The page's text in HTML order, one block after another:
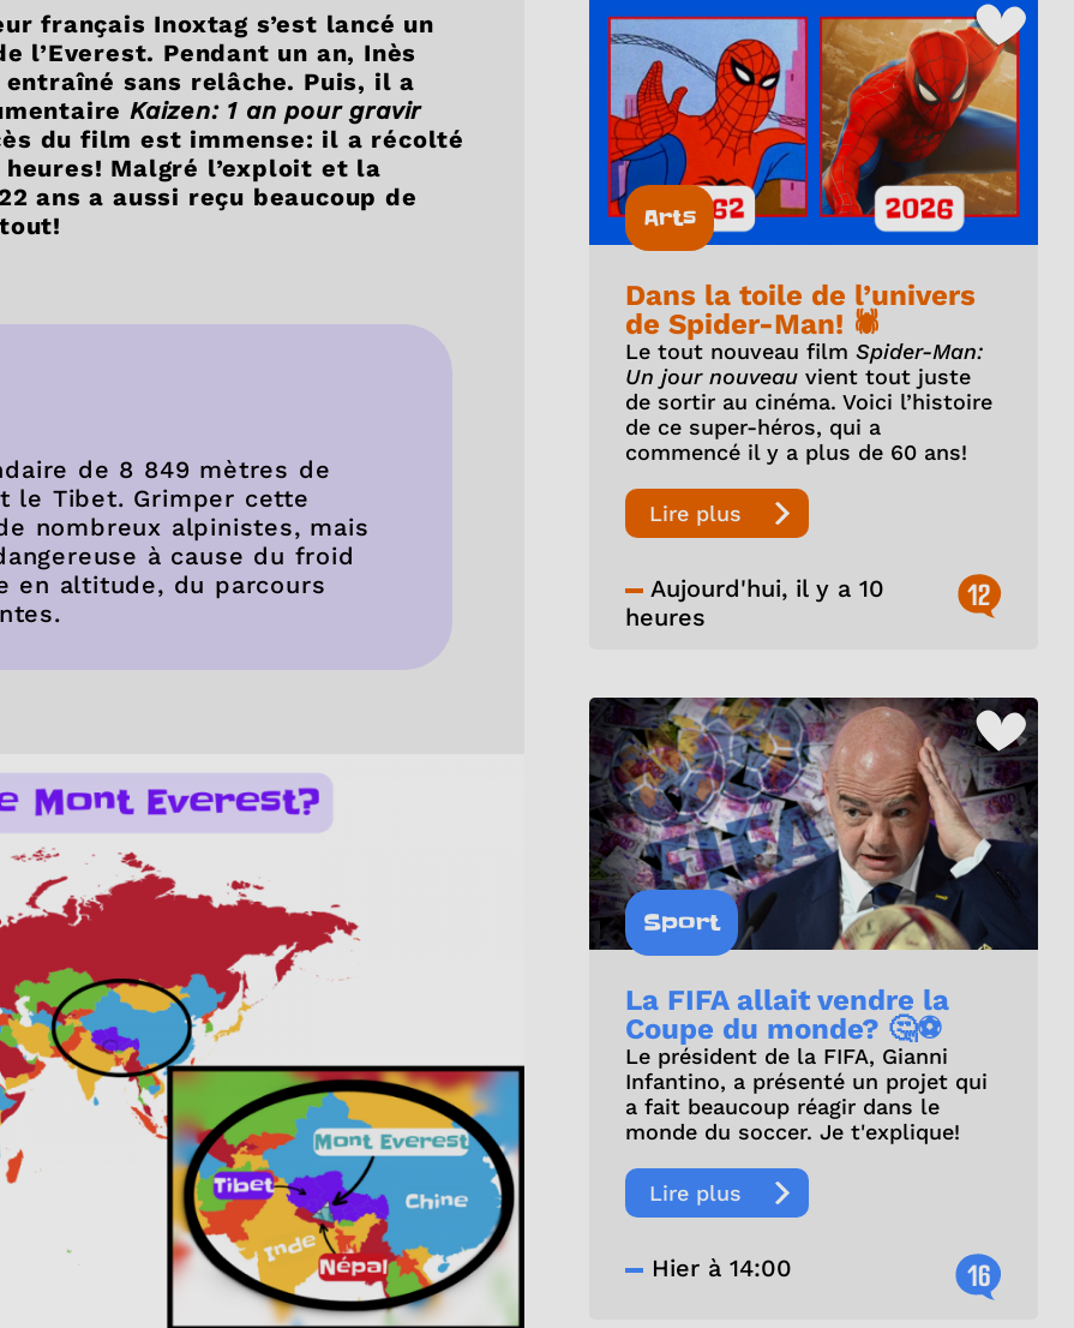
français Inoxtag s’est lancé un
Pendant un an, Inès
entraîné sans relâche. Puis, il a
Kaizen: 1 an pour gravir
du film est immense: il a récolté
Malgré l’exploit et la
ans a aussi reçu beaucoup de
de 8 849 mètres de
le Tibet. Grimper cette
nombreux alpinistes, mais
à cause du froid
en altitude, du parcours
Arts
Dans la toile de l’univers
de Spider-Man! 🕷️
Le tout nouveau film Spider-Man:
Un jour nouveauvient tout juste
de sortir au cinéma. Voici l’histoire
de ce super-héros, qui a
commencé il y a plus de 60 ans!
Lire plus
Aujourd'hui, il y a 10
heures
12
Sport
La FIFA allait vendre la
Coupe du monde? 🤔⚽
Le président de la FIFA, Gianni
Infantino, a présenté un projet qui
a fait beaucoup réagir dans le
monde du soccer. Je t'explique!
Lire plus
Hier à 14:00 16